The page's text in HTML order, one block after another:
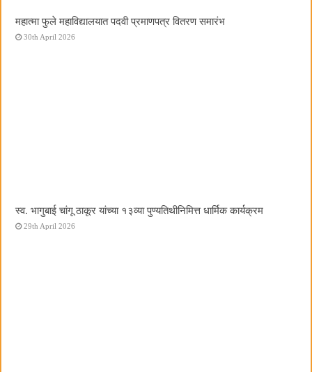
महात्मा फुले महाविद्यालयात पदवी प्रमाणपत्र वितरण समारंभ
30th April 2026
स्व. भागुबाई चांगू ठाकूर यांच्या १३व्या पुण्यतिथीनिमित्त धार्मिक कार्यक्रम
29th April 2026